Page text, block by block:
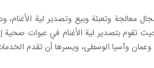
وتعبئة وبيع وتصدير لية الأغنام،
حيث تقوم بتصدير لية الأغنام في عبوات
وعمان وآسيا الوسطى، ويسرها أن تقدم الخدمات